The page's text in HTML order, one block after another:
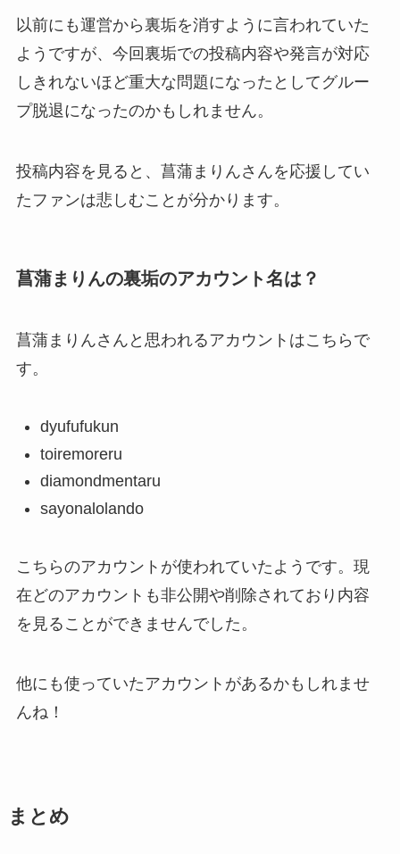
以前にも運営から裏垢を消すように言われていた
ようですが、今回裏垢での投稿内容や発言が対応
しきれないほど重大な問題になったとしてグルー
プ脱退になったのかもしれません。
投稿内容を見ると、菖蒲まりんさんを応援してい
たファンは悲しむことが分かります。
菖蒲まりんの裏垢のアカウント名は？
菖蒲まりんさんと思われるアカウントはこちらで
す。
dyufufukun
toiremoreru
diamondmentaru
sayonalolando
こちらのアカウントが使われていたようです。現
在どのアカウントも非公開や削除されており内容
を見ることができませんでした。
他にも使っていたアカウントがあるかもしれませ
んね！
まとめ